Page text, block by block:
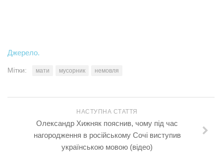
Джерело.
Мітки: мати мусорник немовля
НАСТУПНА СТАТТЯ
Олександр Хижняк пояснив, чому під час
нагородження в російському Сочі виступив
українською мовою (відео)